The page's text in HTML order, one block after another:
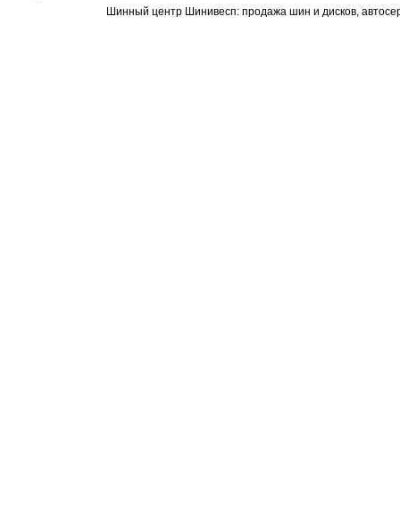
Шинный центр Шинивесп: продажа шин и дисков,